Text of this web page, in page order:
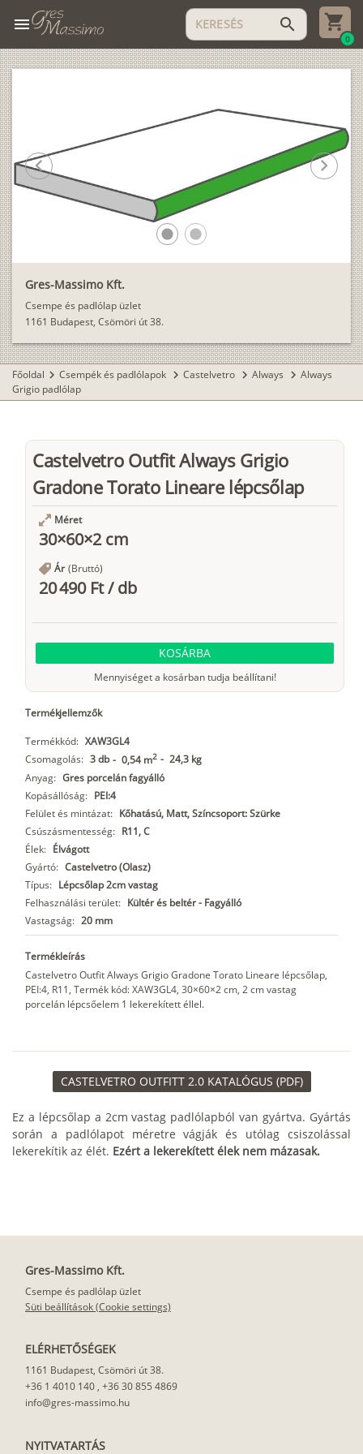
menu search
0
Gres-Massimo Kft.
Csempe és padlólap üzlet
1161 Budapest, Csömöri út 38.
lens lens
chevron_left chevron_right
Főoldal chevron_right Csempék és padlólapok chevron_right Castelvetro chevron_right Always chevron_right Always
Grigio padlólap
Castelvetro Outfit Always Grigio
Gradone Torato Lineare lépcsőlap
Méret
30×60×2 cm
Ár (Bruttó)
20 490 Ft/db
KOSÁRBA
Mennyiséget a kosárban tudja beállítani!
Termékjellemzők
Termékkód: XAW3GL4
Csomagolás: 3 db - 0,54 m2 - 24,3 kg
Anyag: Gres porcelán fagyálló
Kopásállóság: PEI:4
Felület és mintázat: Kőhatású, Matt, Színcsoport: Szürke
Csúszásmentesség: R11, C
Élek: Élvágott
Gyártó: Castelvetro (Olasz)
Típus: Lépcsőlap 2cm vastag
Felhasználási terület: Kültér és beltér - Fagyálló
Vastagság: 20 mm
Termékleírás
Castelvetro Outfit Always Grigio Gradone Torato Lineare lépcsőlap,
PEI:4, R11, Termék kód: XAW3GL4, 30×60×2 cm, 2 cm vastag
porcelán lépcsőelem 1 lekerekített éllel.
CASTELVETRO OUTFITT 2.0 KATALÓGUS (PDF)
Ez a lépcsőlap a 2cm vastag padlólapból van gyártva. Gyártás
során a padlólapot méretre vágják és utólag csiszolással
lekerekítik az élét. Ezért a lekerekített élek nem mázasak.
Gres-Massimo Kft.
Csempe és padlólap üzlet
Süti beállítások (Cookie settings)
ELÉRHETŐSÉGEK
1161 Budapest, Csömöri út 38.
+36 1 4010 140 , +36 30 855 4869
info@gres-massimo.hu
NYITVATARTÁS